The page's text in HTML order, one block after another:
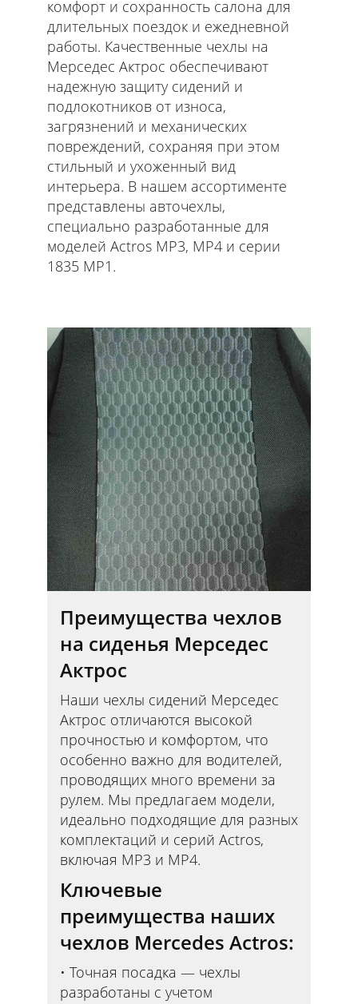
комфорт и сохранность салона для
длительных поездок и ежедневной
работы. Качественные чехлы на
Мерседес Актрос обеспечивают
надежную защиту сидений и
подлокотников от износа,
загрязнений и механических
повреждений, сохраняя при этом
стильный и ухоженный вид
интерьера. В нашем ассортименте
представлены авточехлы,
специально разработанные для
моделей Actros MP3, MP4 и серии
1835 MP1.
Преимущества чехлов
на сиденья Мерседес
Актрос
Наши чехлы сидений Мерседес
Актрос отличаются высокой
прочностью и комфортом, что
особенно важно для водителей,
проводящих много времени за
рулем. Мы предлагаем модели,
идеально подходящие для разных
комплектаций и серий Actros,
включая MP3 и MP4.
Ключевые
преимущества наших
чехлов Mercedes Actros:
Точная посадка — чехлы
разработаны с учетом